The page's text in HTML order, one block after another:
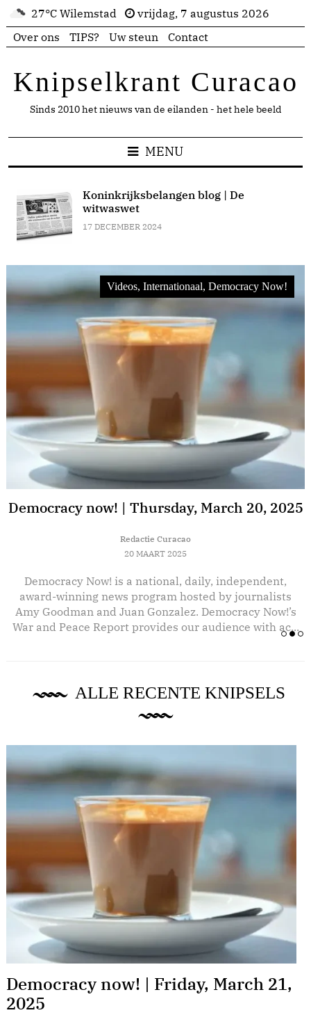
27°C Wilemstad
vrijdag, 7 augustus 2026
Over ons
TIPS? Uw steun Contact
Knipselkrant Curacao
Sinds 2010 het nieuws van de eilanden - het hele beeld
MENU
Koninkrijksbelangen blog | De
witwaswet
17 DECEMBER 2024
Videos, Internationaal, Democracy Now!
Democracy now! | Thursday, March 20, 2025
Redactie Curacao
20 MAART 2025
Democracy Now! is a national, daily, independent,
award-winning news program hosted by journalists
Amy Goodman and Juan Gonzalez. Democracy Now!’s
War and Peace Report provides our audience with ac...
ALLE RECENTE KNIPSELS
Democracy now! | Friday, March 21,
2025